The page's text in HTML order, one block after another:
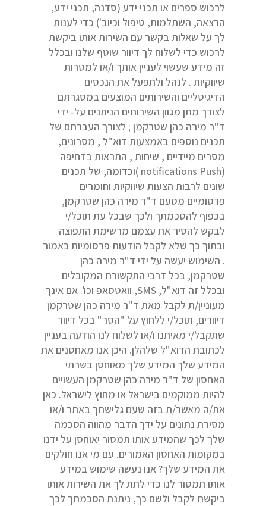
לרכוש ספרים או תכני ידע (סדנה, תכני ידע,
הרצאה, השתלמות, טיפול וכיוב') כדי לענות
לך על שאלות בקשר עם השירות אותו ביקשת
לרכוש כדי לשלוח לך דיוור שוטף שלנו ובכלל
זה מידע שעשוי לעניין אותך ו/או למטרות
שיווקיות . לנהל ולתפעל את הנכסים
הדיגיטליים והשירותים המוצעים במסגרתם
לצורך מתן מגוון השירותים הניתנים על- ידי
ד"ר מירה כהן שטרקמן ; לצורך העברתם של
תכנים נוספים באמצעות דוא"ל , מסרונים,
מסרים מיידיים , שיחות , התראות בדחיפה
(notifications Push )וכדומה, של תכנים
שונים לרבות הצעות שיווקיות וחומרים
פרסומיים מטעם ד"ר מירה כהן שטרקמן,
בכפוף להסכמתך ולכך שבכל עת תוכל/י
לבקש להסיר את עצמם מרשימת התפוצה
ובתוך כך שלא לקבל הודעות פרסומיות כאמור
. השימוש יעשה על ידי ד"ר מירה כהן
שטרקמן, בכל דרכי התקשורת המקובלים
ובכלל זה דוא"ל, SMS, וואטסאפ וכו'. אם אינך
מעוניין/ת לקבל מאת ד"ר מירה כהן שטרקמן
דיוורים, תוכל/י ללחוץ על "הסר" בכל דיוור
שתקבל/י מאיתנו ו/או לשלוח לנו הודעה בעניין
לכתובת הדוא"ל שלהלן. היכן אנו מאחסנים את
המידע שלך המידע שלך מאוחסן בשרתי
האחסון של ד"ר מירה כהן שטרקמן העשויים
להיות ממוקמים בישראל או מחוץ לישראל. כאן
את/ה מאשר/ת בזה שעם גלישתך באתר ו/או
מסירת נתונים על ידך הדבר מהווה הסכמה
שלך לכך שהמידע אותו תמסור יאוחסן על ידנו
במקומות האחסון האמורים. עם מי אנו חולקים
את המידע שלך? אנו נעשה שימוש במידע
אותו תמסור לנו כדי לתת לך את השירות אותו
ביקשת לקבל ולשם כך, ניתנת הסכמתך לכך